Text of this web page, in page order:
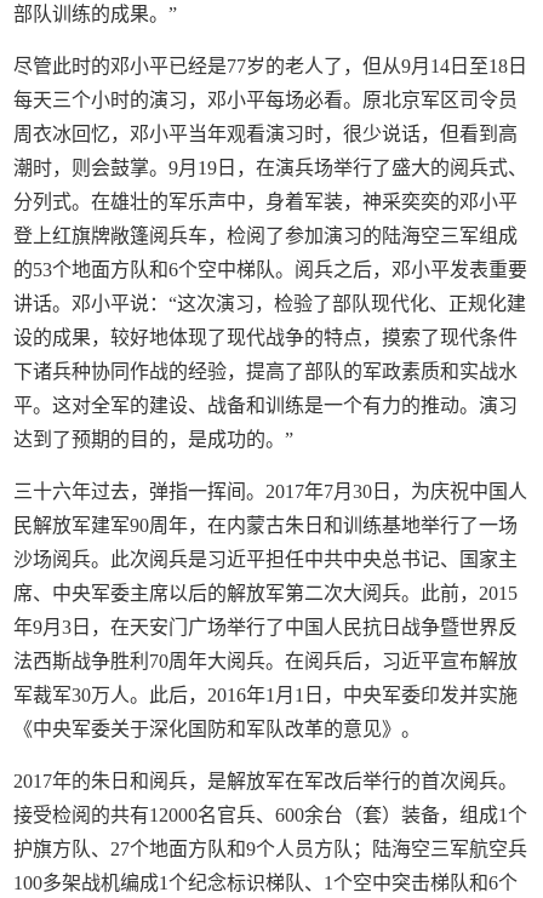
部队训练的成果。”
尽管此时的邓小平已经是77岁的老人了，但从9月14日至18日
每天三个小时的演习，邓小平每场必看。原北京军区司令员
周衣冰回忆，邓小平当年观看演习时，很少说话，但看到高
潮时，则会鼓掌。9月19日，在演兵场举行了盛大的阅兵式、
分列式。在雄壮的军乐声中，身着军装，神采奕奕的邓小平
登上红旗牌敞篷阅兵车，检阅了参加演习的陆海空三军组成
的53个地面方队和6个空中梯队。阅兵之后，邓小平发表重要
讲话。邓小平说：“这次演习，检验了部队现代化、正规化建
设的成果，较好地体现了现代战争的特点，摸索了现代条件
下诸兵种协同作战的经验，提高了部队的军政素质和实战水
平。这对全军的建设、战备和训练是一个有力的推动。演习
达到了预期的目的，是成功的。”
三十六年过去，弹指一挥间。2017年7月30日，为庆祝中国人
民解放军建军90周年，在内蒙古朱日和训练基地举行了一场
沙场阅兵。此次阅兵是习近平担任中共中央总书记、国家主
席、中央军委主席以后的解放军第二次大阅兵。此前，2015
年9月3日，在天安门广场举行了中国人民抗日战争暨世界反
法西斯战争胜利70周年大阅兵。在阅兵后，习近平宣布解放
军裁军30万人。此后，2016年1月1日，中央军委印发并实施
《中央军委关于深化国防和军队改革的意见》。
2017年的朱日和阅兵，是解放军在军改后举行的首次阅兵。
接受检阅的共有12000名官兵、600余台（套）装备，组成1个
护旗方队、27个地面方队和9个人员方队；陆海空三军航空兵
100多架战机编成1个纪念标识梯队、1个空中突击梯队和6个